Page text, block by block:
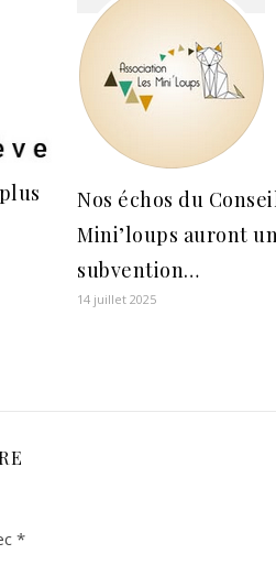
Nos échos du
Mini’loups auront
subvention…
14 juillet 2025
*